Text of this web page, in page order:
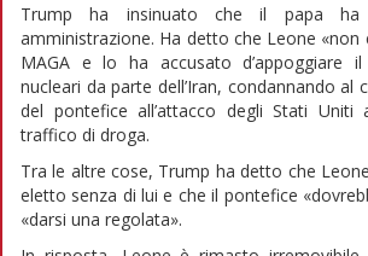
Trump ha insinuato che il papa ha
amministrazione. Ha detto che Leone «non
MAGA e lo ha accusato d’appoggiare
nucleari da parte dell’Iran, condannando al
del pontefice all’attacco degli Stati Uniti
traffico di droga.
Tra le altre cose, Trump ha detto che
eletto senza di lui e che il pontefice
«darsi una regolata».